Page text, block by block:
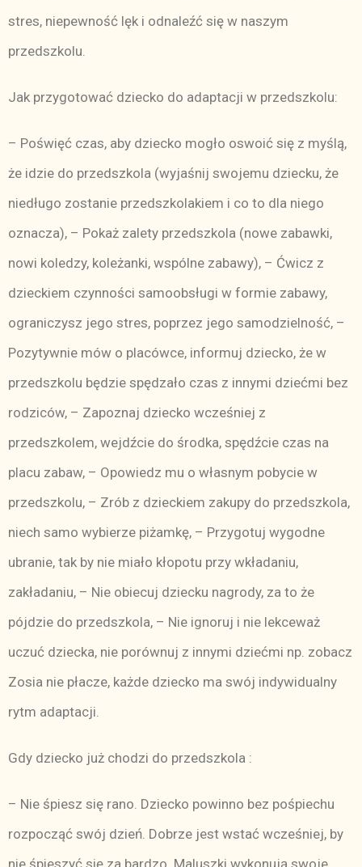
stres, niepewność lęk i odnaleźć się w naszym
przedszkolu.
Jak przygotować dziecko do adaptacji w przedszkolu:
– Poświęć czas, aby dziecko mogło oswoić się z myślą,
że idzie do przedszkola (wyjaśnij swojemu dziecku, że
niedługo zostanie przedszkolakiem i co to dla niego
oznacza), – Pokaż zalety przedszkola (nowe zabawki,
nowi koledzy, koleżanki, wspólne zabawy), – Ćwicz z
dzieckiem czynności samoobsługi w formie zabawy,
ograniczysz jego stres, poprzez jego samodzielność, –
Pozytywnie mów o placówce, informuj dziecko, że w
przedszkolu będzie spędzało czas z innymi dziećmi bez
rodziców, – Zapoznaj dziecko wcześniej z
przedszkolem, wejdźcie do środka, spędźcie czas na
placu zabaw, – Opowiedz mu o własnym pobycie w
przedszkolu, – Zrób z dzieckiem zakupy do przedszkola,
niech samo wybierze piżamkę, – Przygotuj wygodne
ubranie, tak by nie miało kłopotu przy wkładaniu,
zakładaniu, – Nie obiecuj dziecku nagrody, za to że
pójdzie do przedszkola, – Nie ignoruj i nie lekceważ
uczuć dziecka, nie porównuj z innymi dziećmi np. zobacz
Zosia nie płacze, każde dziecko ma swój indywidualny
rytm adaptacji.
Gdy dziecko już chodzi do przedszkola :
– Nie śpiesz się rano. Dziecko powinno bez pośpiechu
rozpocząć swój dzień. Dobrze jest wstać wcześniej, by
nie śpieszyć się za bardzo. Maluszki wykonują swoje